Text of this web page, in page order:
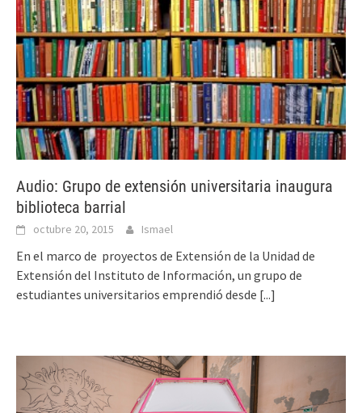
Audio: Grupo de extensión universitaria inaugura
biblioteca barrial
octubre 20, 2015 Ismael
En el marco de proyectos de Extensión de la Unidad de
Extensión del Instituto de Información, un grupo de
estudiantes universitarios emprendió desde [...]